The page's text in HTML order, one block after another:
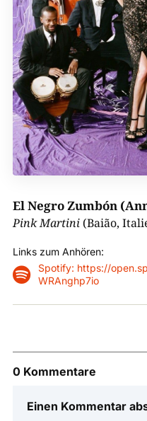
El Negro Zumbón
Pink Martini(Baião,
Links zum Anhören:

Spotify: https://
WRAnghp7io
0 Kommentare
Einen Kommentar